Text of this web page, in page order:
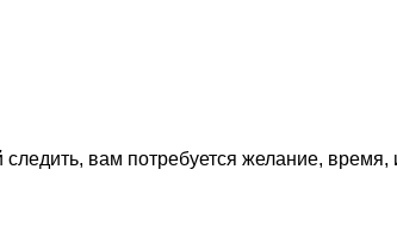
вам потребуется желание, время,